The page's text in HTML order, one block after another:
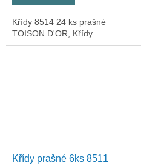
Křídy 8514 24 ks prašné
TOISON D'OR, Křídy...
Křídy prašné 6ks 8511